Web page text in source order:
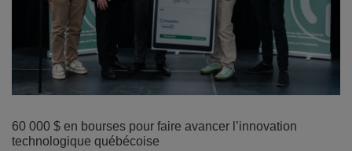
60 000 $ en bourses pour faire avancer l’innovation
technologique québécoise